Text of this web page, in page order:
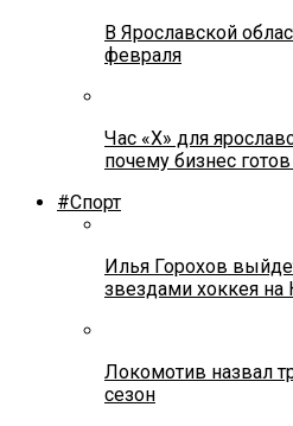
В Ярославской
февраля
Час «Х» для
почему бизнес
#Спорт
Илья Горохов
звездами хоккея на
Локомотив назвал
сезон